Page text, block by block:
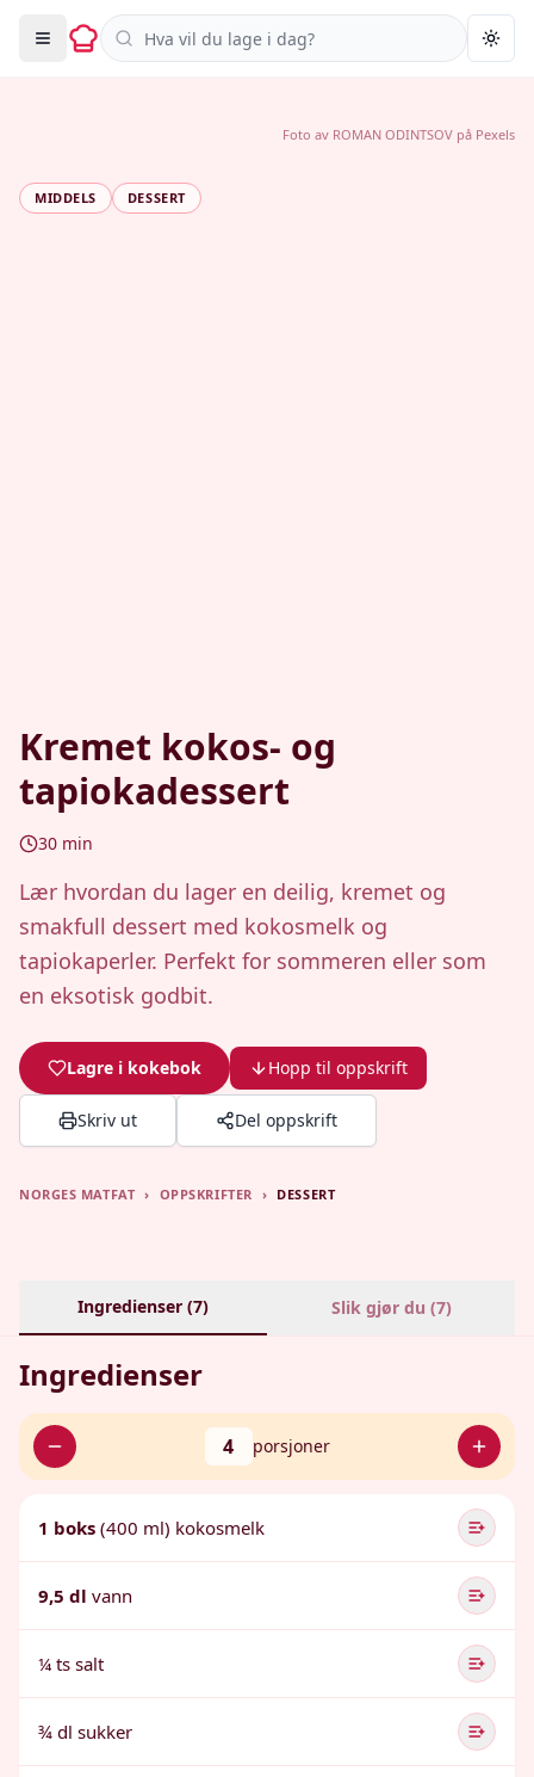
Søk i oppskrifter
MIDDELS DESSERT
Kremet kokos- og
tapiokadessert
30 min
Lær hvordan du lager en deilig, kremet og
smakfull dessert med kokosmelk og
tapiokaperler. Perfekt for sommeren eller som
en eksotisk godbit.
Lagre i kokebok Hopp til oppskrift
Skriv ut Del oppskrift
Foto av ROMAN ODINTSOV på Pexels
NORGES MATFAT › OPPSKRIFTER › DESSERT
Ingredienser (7) Slik gjør du (7)
Ingredienser
4 porsjoner
1 boks (400 ml) kokosmelk
9,5 dl vann
¼ ts salt
¾ dl sukker